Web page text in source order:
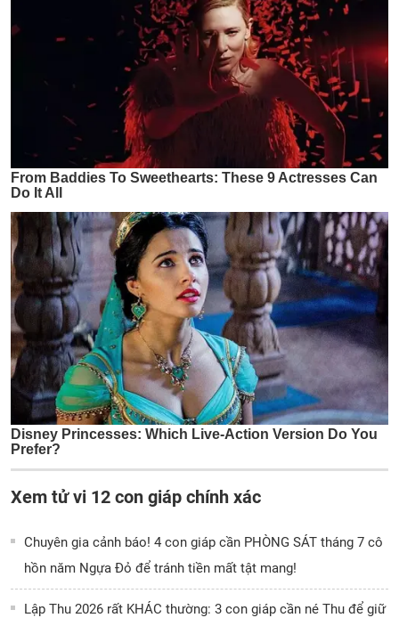
Xem tử vi 12 con giáp chính xác
Chuyên gia cảnh báo! 4 con giáp cần PHÒNG SÁT tháng 7 cô
hồn năm Ngựa Đỏ để tránh tiền mất tật mang!
Lập Thu 2026 rất KHÁC thường: 3 con giáp cần né Thu để giữ